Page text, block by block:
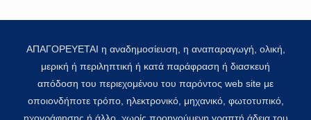
ΑΠΑΓΟΡΕΥΕΤΑΙ η αναδημοσίευση, η αναπαραγωγή, ολική,
μερική ή περιληπτική ή κατά παράφραση ή διασκευή
απόδοση του περιεχομένου του παρόντος web site με
οποιονδήποτε τρόπο, ηλεκτρονικό, μηχανικό, φωτοτυπικό,